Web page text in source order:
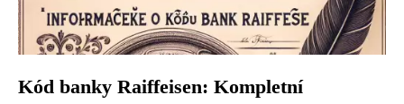
Kód banky Raiffeisen: Kompletní